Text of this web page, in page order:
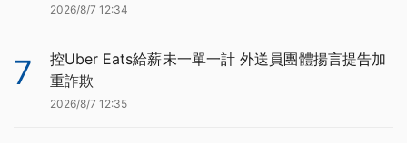
2026/8/7 12:34
7
控Uber Eats給薪未一單一計 外送員團體揚言提告加
重詐欺
2026/8/7 12:35